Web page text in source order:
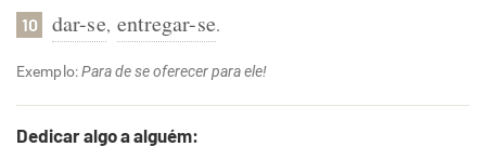
10 dar-se, entregar-se.
Exemplo:Para de se oferecer para ele!
Dedicar algo a alguém: